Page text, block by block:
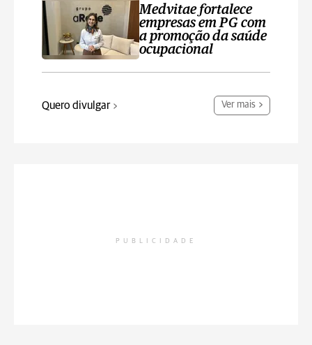
Medvitae fortalece
empresas em PG com
a promoção da saúde
ocupacional
Quero divulgar Ver mais
PUBLICIDADE